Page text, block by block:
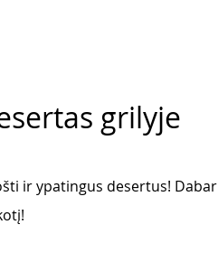
grilyje
ir ypatingus desertus! Dabar